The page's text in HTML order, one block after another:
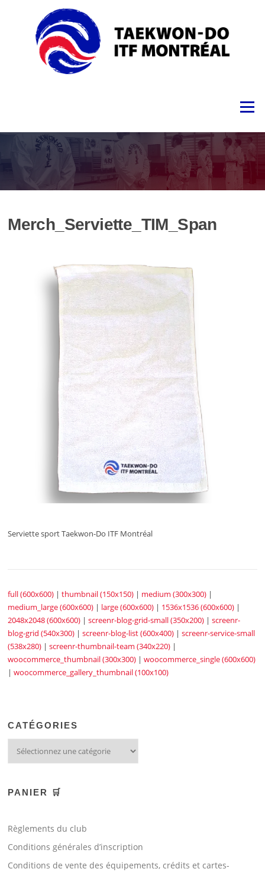
Menu
Merch_Serviette_TIM_Span
Serviette sport Taekwon-Do ITF Montréal
full (600x600) |thumbnail (150x150) | medium (300x300) |
medium_large (600x600) | large (600x600) | 1536x1536 (600x600) |
2048x2048 (600x600) |screenr-blog-grid-small (350x200) |screenr-
blog-grid (540x300) |screenr-blog-list (600x400) |screenr-service-small
(538x280) |screenr-thumbnail-team (340x220) |
woocommerce_thumbnail (300x300) |woocommerce_single (600x600)
|woocommerce_gallery_thumbnail (100x100)
CATÉGORIES
PANIER 🛒
Règlements du club
Conditions générales d’inscription
Conditions de vente des équipements, crédits et cartes-